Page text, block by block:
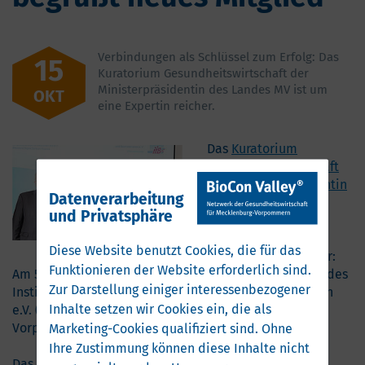
15
OKT
Verbindungen als Schlüssel zum Erfolg: Das
Kuratorium Gesundheitswirtschaft der
Ministerpräsidentin des Landes MV ist um
eine Expertin reicher.
Das Kuratorium
Gesundheitswirtschaft
der Ministerpräsidentin
des Landes
Mecklenburg-
eine Expertin reicher:
Am 5. Oktober wurde Andrea Bock, Geschäftsführerin des
Instituts für ImplantatTechnologie und Biomaterialien
e.V. (IIB), von der Staatskanzlei Mecklenburg-
Vorpommern (MV) neu berufen.
Datenverarbeitung
und Privatsphäre
Diese Website benutzt Cookies, die für das
Funktionieren der Website erforderlich sind.
Zur Darstellung einiger interessenbezogener
Inhalte setzen wir Cookies ein, die als
Marketing-Cookies qualifiziert sind. Ohne
Ihre Zustimmung können diese Inhalte nicht